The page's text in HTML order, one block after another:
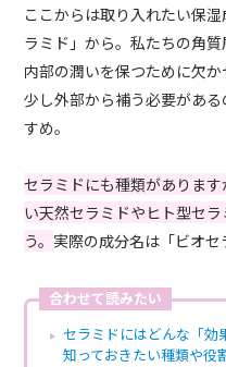
ここからは取り入れたい保
ラミド」から。私たちの角
内部の潤いを保つために欠
少し外部から補う必要があ
すめ。
セラミドにも種類がありま
い天然セラミドやヒト型セ
う。実際の成分名は「ビオセ
合わせて読みたい
セラミドにはどんな「効
知っておきたい種類や役